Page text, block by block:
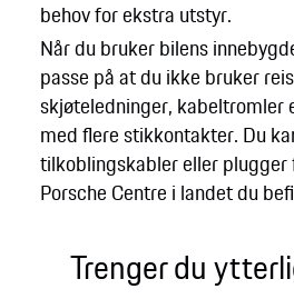
behov for ekstra utstyr.
Når du bruker bilens
passe på at du ikke bruker
skjøteledninger, kabeltromler
med flere stikkontakter. Du
tilkoblingskabler eller
Porsche Centre i landet du
Trenger du